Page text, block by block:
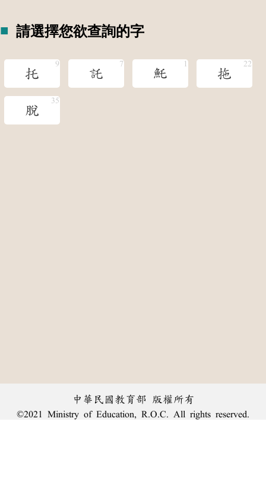
請選擇您欲查詢的字
托 託 魠 拖
脫
中華民國教育部 版權所有
©2021 Ministry of Education, R.O.C. All rights reserved.